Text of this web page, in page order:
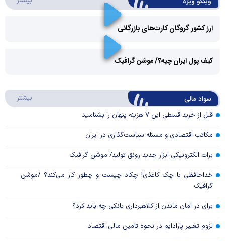
ارز کشور گروگان کارت‌های بازرگانی
Video
کیف پول ایران چیه؟/ موشن گرافیک
سواد مالی بیشتر
قبل از خرید قسطی این ۷ هزینه پنهان را بشناسید
مکاتب اقتصادی و مسئله سیاست‌گذاری در ایران
برات الکترونیکی ابزار جدید رونق تولید/ موشن گرافیک
خداحافظی با چک کاغذی! چکاد چیست و چطور کار می‌کند؟ /موشن
گرافیک
برای در امان ماندن از کلاهبرداری بانکی چه باید کرد؟
لزوم تغییر پارادایم در نحوه تامین مالی اقتصاد